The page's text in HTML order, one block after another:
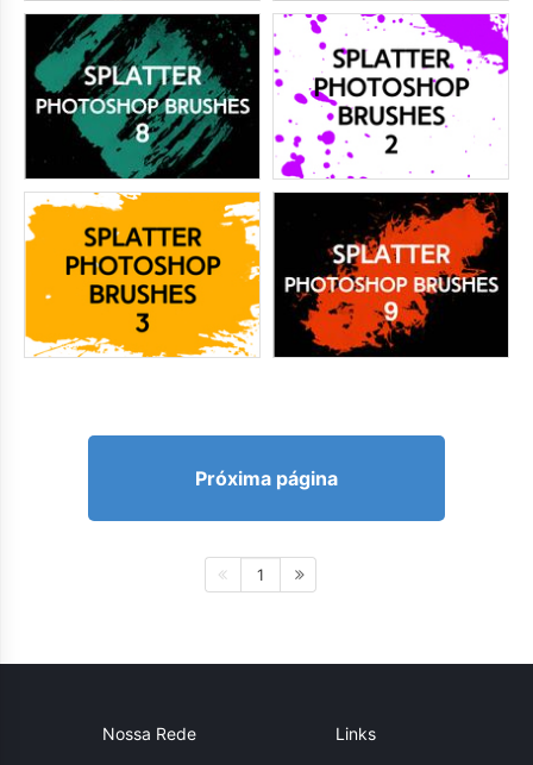
Próxima página
1
Nossa Rede Links